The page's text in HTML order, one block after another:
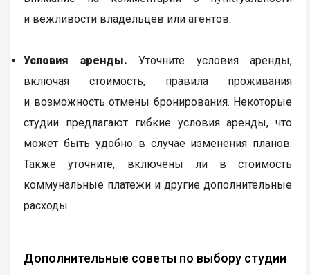
и вежливости владельцев или агентов.
Условия аренды. Уточните условия аренды,
включая стоимость, правила проживания
и возможность отмены бронирования. Некоторые
студии предлагают гибкие условия аренды, что
может быть удобно в случае изменения планов.
Также уточните, включены ли в стоимость
коммунальные платежи и другие дополнительные
расходы.
Дополнительные советы по выбору студии